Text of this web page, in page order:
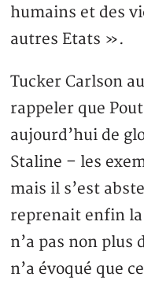
humains et des
autres Etats ».
Tucker Carlson
rappeler que
aujourd’hui de
Staline – les
mais il s’est
reprenait enfin
n’a pas non plus
n’a évoqué que